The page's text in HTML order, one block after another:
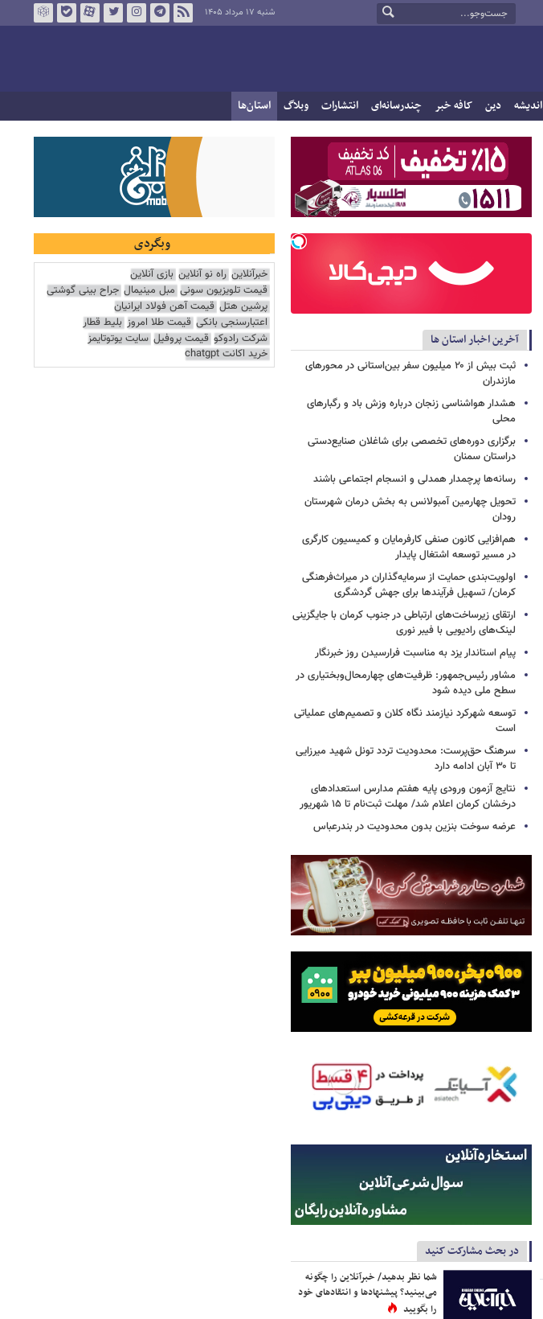
شنبه ۱۷ مرداد ۱۴۰۵
اندیشه دین کافه خبر چندرسانه‌ای انتشارات وبلاگ استان‌ها
آخرین اخبار استان ها
ثبت بیش از ۲۰ میلیون سفر بین‌استانی در محورهای
مازندران
هشدار هواشناسی زنجان درباره وزش باد و رگبارهای
محلی
برگزاری دوره‌های تخصصی برای شاغلان صنایع‌دستی
دراستان سمنان
رسانه‌ها پرچمدار همدلی و انسجام اجتماعی باشند
تحویل چهارمین آمبولانس به بخش درمان شهرستان
رودان
هم‌افزایی کانون صنفی کارفرمایان و کمیسیون کارگری
در مسیر توسعه اشتغال پایدار
اولویت‌بندی حمایت از سرمایه‌گذاران در میراث‌فرهنگی
کرمان/ تسهیل فرآیندها برای جهش گردشگری
ارتقای زیرساخت‌های ارتباطی در جنوب کرمان با جایگزینی
لینک‌های رادیویی با فیبر نوری
پیام استاندار یزد به مناسبت فرارسیدن روز خبرنگار
مشاور رئیس‌جمهور: ظرفیت‌های چهارمحال‌وبختیاری در
سطح ملی دیده شود
توسعه شهرکرد نیازمند نگاه کلان و تصمیم‌های عملیاتی
است
سرهنگ حق‌پرست: محدودیت تردد تونل شهید میرزایی
تا ۳۰ آبان ادامه دارد
نتایج آزمون ورودی پایه هفتم مدارس استعدادهای
درخشان کرمان اعلام شد/ مهلت ثبت‌نام تا ۱۵ شهریور
عرضه سوخت بنزین بدون محدودیت در بندرعباس
در بحث مشارکت کنید
شما نظر بدهید/ خبرآنلاین را چگونه
می‌بینید؟ پیشنهادها و انتقادهای خود
را بگویید
وبگردی
خبرآنلاین راه نو آنلاین بازی آنلاین
قیمت تلویزیون سونی مبل مینیمال جراح بینی گوشتی
پرشین هتل قیمت آهن فولاد ایرانیان
اعتبارسنجی بانکی قیمت طلا امروز بلیط قطار
شرکت رادوکو قیمت پروفیل سایت یوتوتایمز
خرید اکانت chatgpt